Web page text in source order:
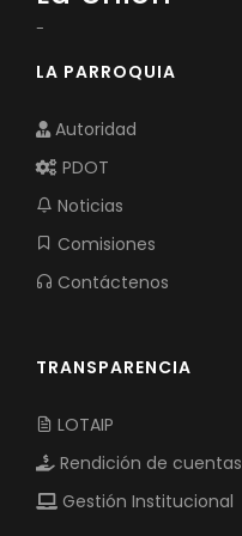
-
LA PARROQUIA
Autoridad
PDOT
Noticias
Comisiones
Contáctenos
TRANSPARENCIA
LOTAIP
Rendición de cuentas
Gestión Institucional